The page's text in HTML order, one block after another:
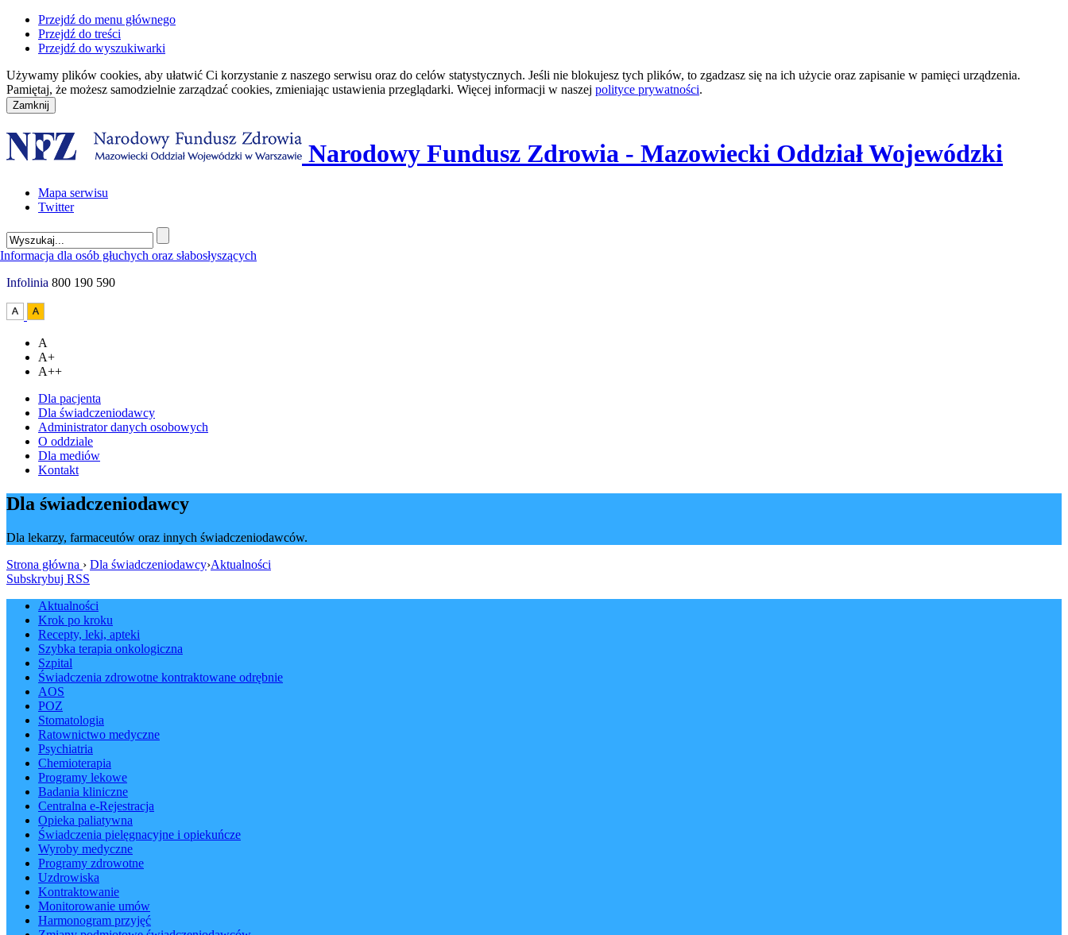
Przejdź do menu głównego
Przejdź do treści
Przejdź do wyszukiwarki
Używamy plików cookies, aby ułatwić Ci korzystanie z naszego serwisu oraz do celów statystycznych. Jeśli nie blokujesz tych plików, to zgadzasz się na ich użycie oraz zapisanie w pamięci urządzenia.
Pamiętaj, że możesz samodzielnie zarządzać cookies, zmieniając ustawienia przeglądarki. Więcej informacji w naszej polityce prywatności.
Narodowy Fundusz Zdrowia - Mazowiecki Oddział Wojewódzki
Mapa serwisu
Twitter
Infolinia 800 190 590
A
A+
A++
Dla pacjenta
Dla świadczeniodawcy
Administrator danych osobowych
O oddziale
Dla mediów
Kontakt
Dla świadczeniodawcy
Dla lekarzy, farmaceutów oraz innych świadczeniodawców.
Strona główna › Dla świadczeniodawcy›Aktualności
Subskrybuj RSS
Aktualności
Krok po kroku
Recepty, leki, apteki
Szybka terapia onkologiczna
Szpital
Świadczenia zdrowotne kontraktowane odrębnie
AOS
POZ
Stomatologia
Ratownictwo medyczne
Psychiatria
Chemioterapia
Programy lekowe
Badania kliniczne
Centralna e-Rejestracja
Opieka paliatywna
Świadczenia pielęgnacyjne i opiekuńcze
Wyroby medyczne
Programy zdrowotne
Uzdrowiska
Kontraktowanie
Monitorowanie umów
Harmonogram przyjęć